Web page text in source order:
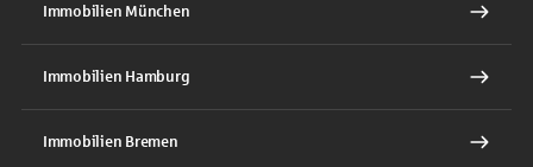
Immobilien München
Immobilien Hamburg
Immobilien Bremen